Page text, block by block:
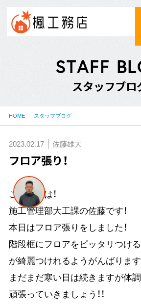
STAFF BL
スタッフブロ
HOME スタッフブログ
2023.02.17 佐藤雄大
フロア張り！
こんにちは！
施工管理部大工課の佐藤です！
本日はフロア張りをしました！
階段框にフロアをピッタリつけ
が綺麗つけれるようがんばります
まだまだ寒い日は続きますが体
頑張っていきましょう！！